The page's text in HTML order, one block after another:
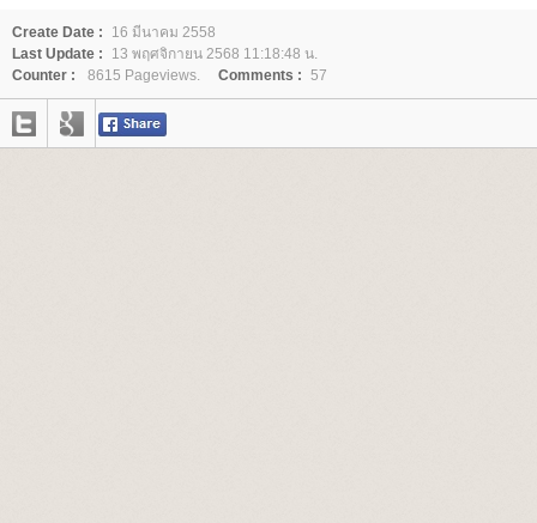
Create Date :
16 มีนาคม 2558
Last Update :
13 พฤศจิกายน 2568 11:18:48 น.
Counter :
8615 Pageviews. Comments : 57